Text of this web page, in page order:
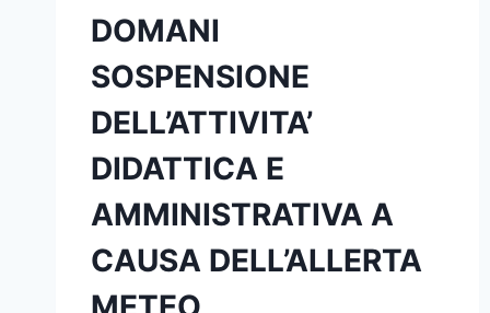
LA
TERRA”
DOMANI
SOSPENSIONE
DELL’ATTIVITA’
DIDATTICA E
AMMINISTRATIVA A
CAUSA DELL’ALLERTA